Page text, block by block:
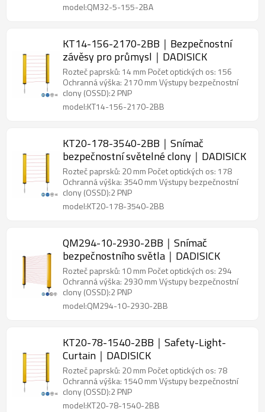
model:QM32-5-155-2BA
KT14-156-2170-2BB｜Bezpečnostní
závěsy pro průmysl｜DADISICK
Rozteč paprsků: 14 mm Počet optických os: 156
Ochranná výška: 2170 mm Výstupy bezpečnostní
clony (OSSD):2 PNP
model:KT14-156-2170-2BB
KT20-178-3540-2BB｜Snímač
bezpečnostní světelné clony｜DADISICK
Rozteč paprsků: 20 mm Počet optických os: 178
Ochranná výška: 3540 mm Výstupy bezpečnostní
clony (OSSD):2 PNP
model:KT20-178-3540-2BB
QM294-10-2930-2BB｜Snímač
bezpečnostního světla｜DADISICK
Rozteč paprsků: 10 mm Počet optických os: 294
Ochranná výška: 2930 mm Výstupy bezpečnostní
clony (OSSD):2 PNP
model:QM294-10-2930-2BB
KT20-78-1540-2BB｜Safety-Light-
Curtain｜DADISICK
Rozteč paprsků: 20 mm Počet optických os: 78
Ochranná výška: 1540 mm Výstupy bezpečnostní
clony (OSSD):2 PNP
model:KT20-78-1540-2BB